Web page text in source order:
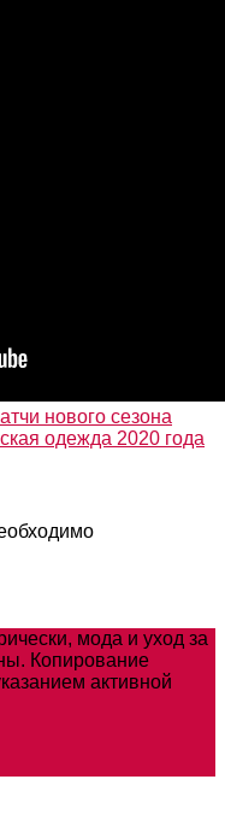
нового сезона
одежда 2020 года
мода и уход за
Копирование
активной